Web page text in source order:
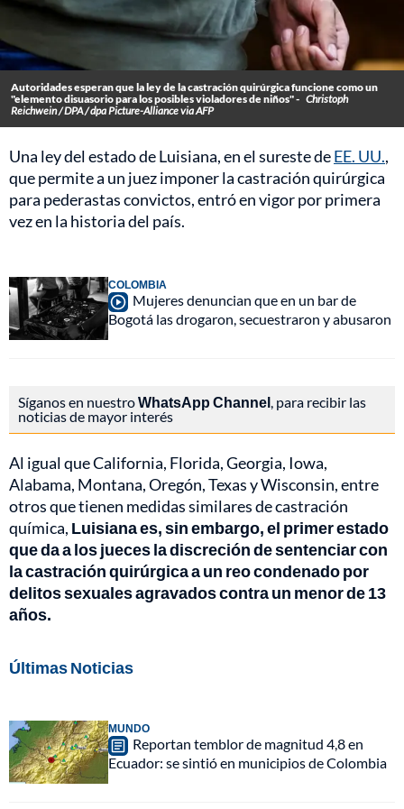
Autoridades esperan que la ley de la castración quirúrgica funcione como un
"elemento disuasorio para los posibles violadores de niños" - Christoph
Reichwein / DPA / dpa Picture-Alliance via AFP
Una ley del estado de Luisiana, en el sureste deEE. UU.,
que permite a un juez imponer la castración quirúrgica
para pederastas convictos, entró en vigor por primera
vez en la historia del país.
COLOMBIA
Mujeres denuncian que en un bar de
Bogotá las drogaron, secuestraron y abusaron
Síganos en nuestroWhatsApp Channel, para recibir las
noticias de mayor interés
Al igual que California, Florida, Georgia, Iowa,
Alabama, Montana, Oregón, Texas y Wisconsin, entre
otros que tienen medidas similares de castración
química, Luisiana es, sin embargo, el primer estado
que da a los jueces la discreción de sentenciar con
la castración quirúrgica a un reo condenado por
delitos sexuales agravados contra un menor de 13
años.
Últimas Noticias
MUNDO
Reportan temblor de magnitud 4,8 en
Ecuador: se sintió en municipios de Colombia